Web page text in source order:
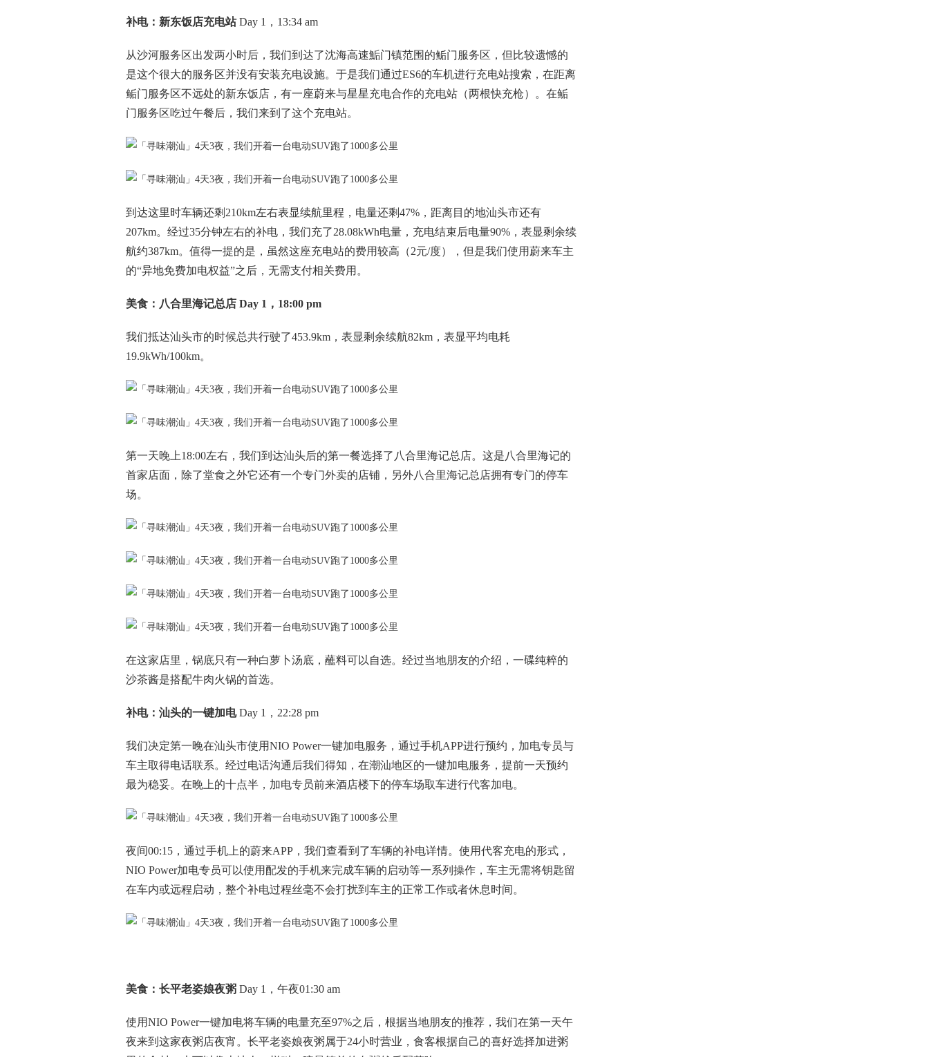
补电：新东饭店充电站Day 1，13:34 am
从沙河服务区出发两小时后，我们到达了沈海高速鮜门镇范围的鲘门服务区，但比较遗憾的
是这个很大的服务区并没有安装充电设施。于是我们通过ES6的车机进行充电站搜索，在距离
鲘门服务区不远处的新东饭店，有一座蔚来与星星充电合作的充电站（两根快充枪）。在鲘
门服务区吃过午餐后，我们来到了这个充电站。
到达这里时车辆还剩210km左右表显续航里程，电量还剩47%，距离目的地汕头市还有
207km。经过35分钟左右的补电，我们充了28.08kWh电量，充电结束后电量90%，表显剩余续
航约387km。值得一提的是，虽然这座充电站的费用较高（2元/度），但是我们使用蔚来车主
的“异地免费加电权益”之后，无需支付相关费用。
美食：八合里海记总店 Day 1，18:00 pm
我们抵达汕头市的时候总共行驶了453.9km，表显剩余续航82km，表显平均电耗
19.9kWh/100km。
第一天晚上18:00左右，我们到达汕头后的第一餐选择了八合里海记总店。这是八合里海记的
首家店面，除了堂食之外它还有一个专门外卖的店铺，另外八合里海记总店拥有专门的停车
场。
在这家店里，锅底只有一种白萝卜汤底，蘸料可以自选。经过当地朋友的介绍，一碟纯粹的
沙茶酱是搭配牛肉火锅的首选。
补电：汕头的一键加电Day 1，22:28 pm
我们决定第一晚在汕头市使用NIO Power一键加电服务，通过手机APP进行预约，加电专员与
车主取得电话联系。经过电话沟通后我们得知，在潮汕地区的一键加电服务，提前一天预约
最为稳妥。在晚上的十点半，加电专员前来酒店楼下的停车场取车进行代客加电。
夜间00:15，通过手机上的蔚来APP，我们查看到了车辆的补电详情。使用代客充电的形式，
NIO Power加电专员可以使用配发的手机来完成车辆的启动等一系列操作，车主无需将钥匙留
在车内或远程启动，整个补电过程丝毫不会打扰到车主的正常工作或者休息时间。
美食：长平老姿娘夜粥 Day 1，午夜01:30 am
使用NIO Power一键加电将车辆的电量充至97%之后，根据当地朋友的推荐，我们在第一天午
夜来到这家夜粥店夜宵。长平老姿娘夜粥属于24小时营业，食客根据自己的喜好选择加进粥